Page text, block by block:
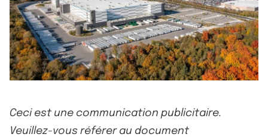
Ceci est une communication publicitaire.
Veuillez-vous référer au document